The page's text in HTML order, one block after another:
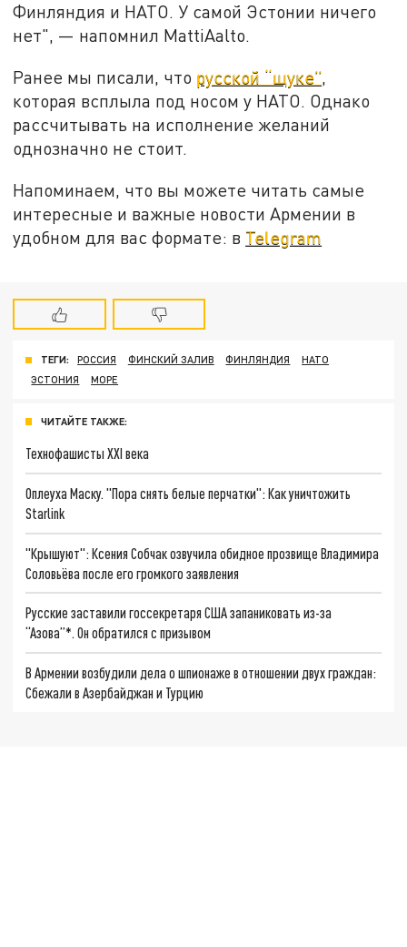
Финляндия и НАТО. У самой Эстонии ничего
нет", — напомнил MattiAalto.
Ранее мы писали, что русской “щуке”,
которая всплыла под носом у НАТО. Однако
рассчитывать на исполнение желаний
однозначно не стоит.
Напоминаем, что вы можете читать самые
интересные и важные новости Армении в
удобном для вас формате: в Telegram
ТЕГИ: РОССИЯ ФИНСКИЙ ЗАЛИВ ФИНЛЯНДИЯ
НАТО
ЭСТОНИЯ
МОРЕ
ЧИТАЙТЕ ТАКЖЕ:
Технофашисты XXI века
Оплеуха Маску. "Пора снять белые перчатки": Как уничтожить
Starlink
"Крышуют": Ксения Собчак озвучила обидное прозвище Владимира
Соловьёва после его громкого заявления
Русские заставили госсекретаря США запаниковать из-за
“Азова”*. Он обратился с призывом
В Армении возбудили дела о шпионаже в отношении двух граждан:
Сбежали в Азербайджан и Турцию